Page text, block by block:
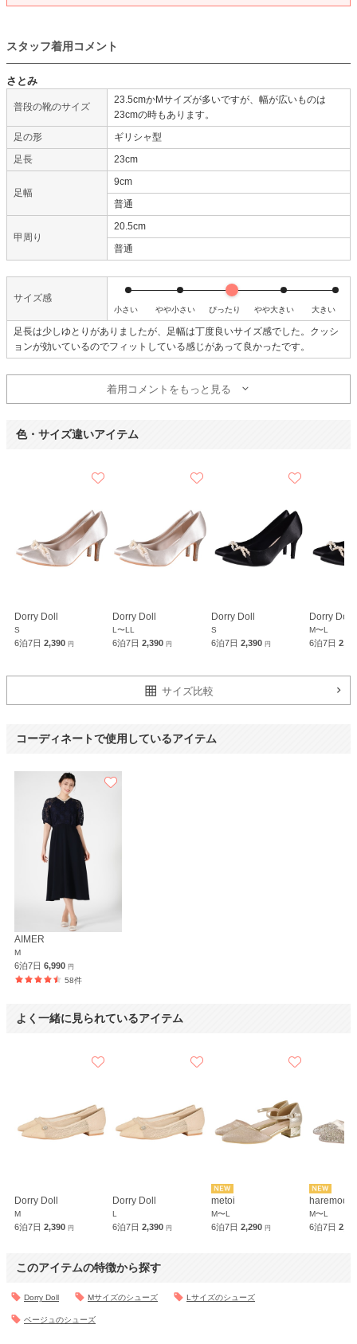
スタッフ着用コメント
さとみ
普段の靴のサイズ
23.5cmかMサイズが多いですが、幅が広いものは
23cmの時もあります。
足の形
ギリシャ型
足長
23cm
足幅
9cm
普通
甲周り
20.5cm
普通
サイズ感
小さい やや小さい ぴったり やや大きい 大きい
足長は少しゆとりがありましたが、足幅は丁度良いサイズ感でした。クッシ
ョンが効いているのでフィットしている感じがあって良かったです。
着用コメントをもっと見る
色・サイズ違いアイテム
Dorry Doll
S
6泊7日 2,390 円
Dorry Doll
L〜LL
6泊7日2,390円
Dorry Doll
S
6泊7日 2,390 円
Dorry Doll
M〜L
6泊7日
サイズ比較
コーディネートで使用しているアイテム
AIMER
M
6泊7日 6,990 円
58件
よく一緒に見られているアイテム
Dorry Doll
M
6泊7日 2,390 円
Dorry Doll
L
6泊7日2,390円
metoi
M〜L
6泊7日 2,290 円
haremode
M〜L
6泊7日
このアイテムの特徴から探す
Dorry Doll Mサイズのシューズ Lサイズのシューズ
ベージュのシューズ